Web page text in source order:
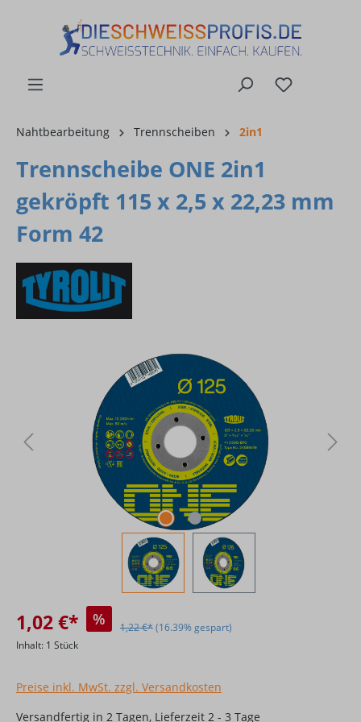
Nahtbearbeitung Trennscheiben 2in1
Trennscheibe ONE 2in1
gekröpft 115 x 2,5 x 22,23 mm
Form 42
Bildergalerie überspringen
1,02 €* % 1,22 €*(16.39% gespart)
Inhalt: 1 Stück
Preise inkl. MwSt. zzgl. Versandkosten
Versandfertig in 2 Tagen, Lieferzeit 2 - 3 Tage